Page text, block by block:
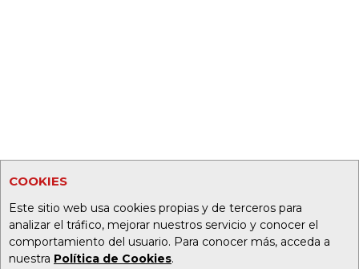
COOKIES
Este sitio web usa cookies propias y de terceros para
analizar el tráfico, mejorar nuestros servicio y conocer el
comportamiento del usuario. Para conocer más, acceda a
nuestra Política de Cookies.